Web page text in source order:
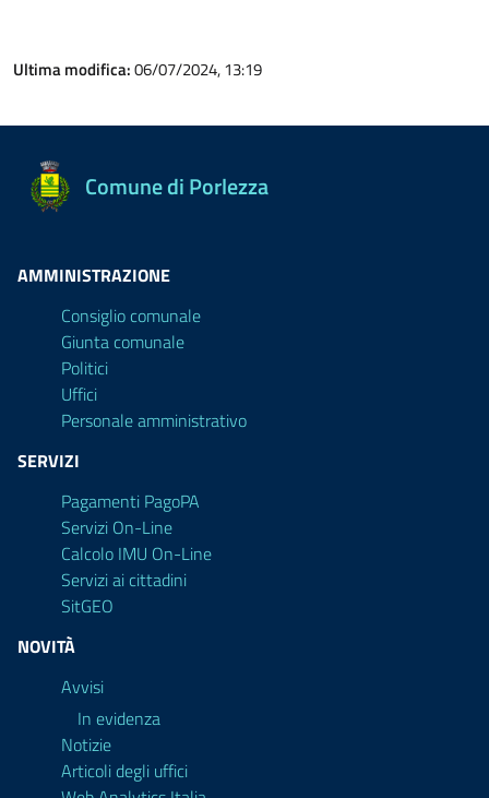
Ultima modifica:06/07/2024, 13:19
Comune di Porlezza
AMMINISTRAZIONE
Consiglio comunale
Giunta comunale
Politici
Uffici
Personale amministrativo
SERVIZI
Pagamenti PagoPA
Servizi On-Line
Calcolo IMU On-Line
Servizi ai cittadini
SitGEO
NOVITÀ
Avvisi
In evidenza
Notizie
Articoli degli uffici